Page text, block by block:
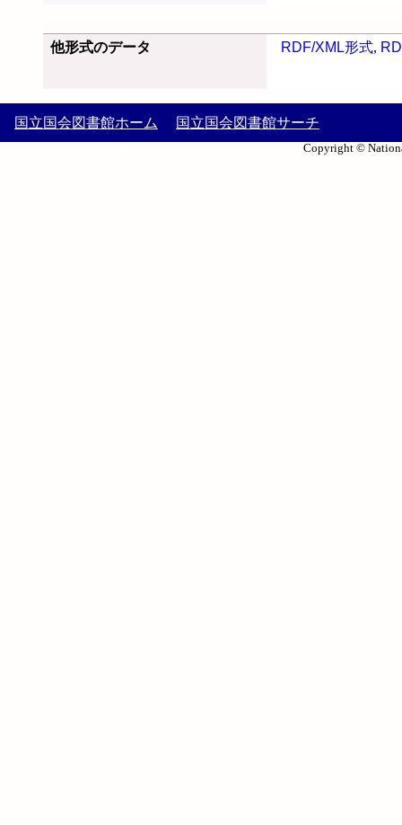
他形式のデータ RDF/XML形式,
国立国会図書館ホーム 国立国会図書館サーチ
Copyright ©